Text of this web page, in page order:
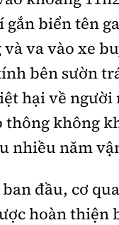
biển tên
va vào xe
bên sườn
hại về
thông không
nhiều năm
đầu, cơ
hoàn thiện